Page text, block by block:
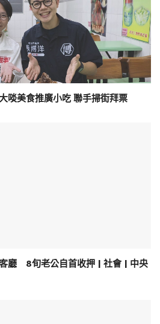
啖美食推廣小吃 聯手掃街拜票
廳 8旬老公自首收押 | 社會 | 中央